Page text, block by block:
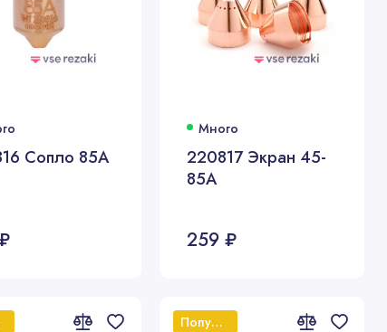
Сопло 85А
Много
220817 Экран 45-
85А
259 ₽
Популярный